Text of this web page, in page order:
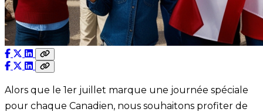
Alors que le 1er juillet marque une journée spéciale
pour chaque Canadien, nous souhaitons profiter de